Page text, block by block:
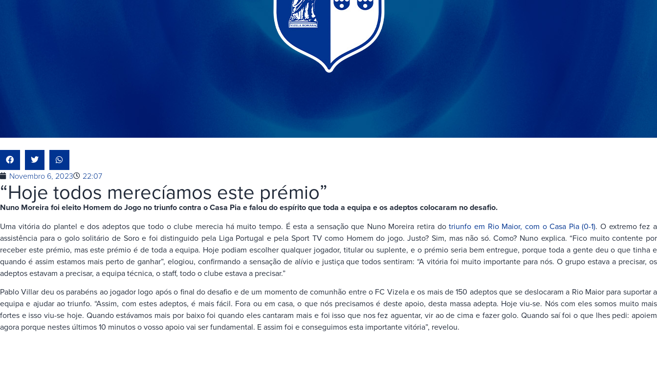
Novembro 6, 2023 22:07
“Hoje todos merecíamos este prémio”
Nuno Moreira foi eleito Homem do Jogo no triunfo contra o Casa Pia e falou do espírito que toda a equipa e os adeptos colocaram no desafio.
Uma vitória do plantel e dos adeptos que todo o clube merecia há muito tempo. É esta a sensação que Nuno Moreira retira dotriunfo em Rio Maior, com o Casa Pia (0-1). O extremo fez a
assistência para o golo solitário de Soro e foi distinguido pela Liga Portugal e pela Sport TV como Homem do jogo. Justo? Sim, mas não só. Como? Nuno explica. “Fico muito contente por
receber este prémio, mas este prémio é de toda a equipa. Hoje podiam escolher qualquer jogador, titular ou suplente, e o prémio seria bem entregue, porque toda a gente deu o que tinha e
quando é assim estamos mais perto de ganhar”, elogiou, confirmando a sensação de alívio e justiça que todos sentiram: “A vitória foi muito importante para nós. O grupo estava a precisar, os
adeptos estavam a precisar, a equipa técnica, o staff, todo o clube estava a precisar.”
Pablo Villar deu os parabéns ao jogador logo após o final do desafio e de um momento de comunhão entre o FC Vizela e os mais de 150 adeptos que se deslocaram a Rio Maior para suportar a
equipa e ajudar ao triunfo. “Assim, com estes adeptos, é mais fácil. Fora ou em casa, o que nós precisamos é deste apoio, desta massa adepta. Hoje viu-se. Nós com eles somos muito mais
fortes e isso viu-se hoje. Quando estávamos mais por baixo foi quando eles cantaram mais e foi isso que nos fez aguentar, vir ao de cima e fazer golo. Quando saí foi o que lhes pedi: apoiem
agora porque nestes últimos 10 minutos o vosso apoio vai ser fundamental. E assim foi e conseguimos esta importante vitória”, revelou.